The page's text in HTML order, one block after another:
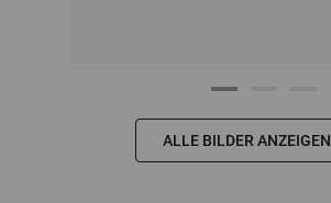
ALLE BILDER ANZEIGEN